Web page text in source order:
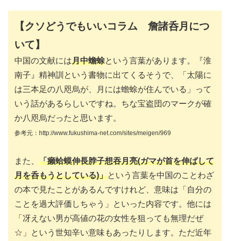
【クソどうでもいいコラム 詹諸呑月につ
いて】
中国の文献には月中蟾蜍という言葉があります。『淮
南子』精神訓という書物に出てくるそうで、「太陽に
は三本足の八咫烏が、月には蟾蜍が住んでいる」って
いう話があるらしいですね。ちな宝盗団のマークが確
か八咫烏だったと思います。
参考元：http://www.fukushima-net.com/sites/meigen/969
また、 「癩蛤蟆伸長脖子想吞月亮(ガマが首を伸ばして
月を呑もうとしている)」という言葉を中国のことわざ
の本で見たことがあるんですけれど、意味は「自分の
ことを過大評価しちゃう」といった内容です。他には
「冴えない男が高値の花の女性を狙っても無理だぜ
☆」という世知辛い意味もあったりします。ただ近年